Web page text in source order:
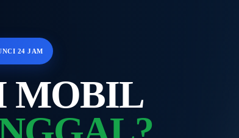
24 JAM
MOBIL